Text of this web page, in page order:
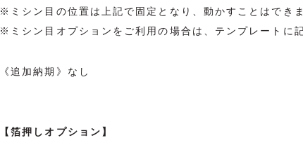
※ミシン目の位置は上記で固定となり、動かすことはできま
※ミシン目オプションをご利用の場合は、テンプレートに
《追加納期》なし
【箔押しオプション】